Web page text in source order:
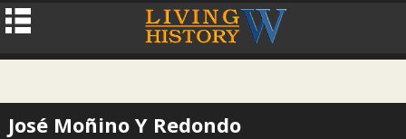
José Moñino Y Redondo